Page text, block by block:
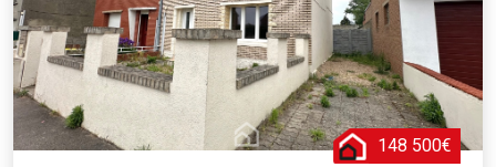
148 500€